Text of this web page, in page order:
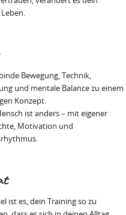
Leben.
Bewegung, Technik,
und mentale Balance zu einem
Konzept.
ist anders – mit eigener
Motivation und
ist es, dein Training so zu